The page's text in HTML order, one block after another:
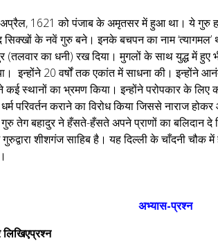
अप्रैल, 1621 को पंजाब के अमृतसर में हुआ था। ये गुरु
सिक्खों के नवें गुरु बने। इनके बचपन का नाम
(तलवार का धनी) रख दिया। मुगलों के साथ युद्ध में
इन्होंने 20 वर्षों तक एकांत में साधना की। इन्होंने
कई स्थानों का भ्रमण किया। इन्होंने परोपकार के
परिवर्तन कराने का विरोध किया जिससे नाराज
तेग बहादुर ने हँसते-हँसते अपने प्राणों का बलिदान
गुरुद्वारा शीशगंज साहिब है। यह दिल्ली के चाँदनी
अभ्यास-प्रश्न
लिखिएप्रश्न